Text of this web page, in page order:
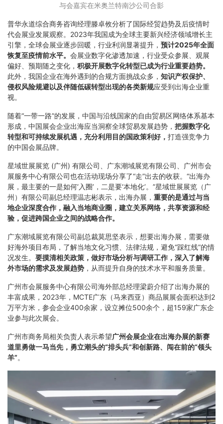
与会嘉宾在米奥兰特南沙公司合影
普华永道综合商务咨询经理滕卓攸分析了国际经贸趋势及后疫情时
代会展业发展观察。2023年我国成为全球主要新兴经济领域增长主
引擎，全球会展业逐步回暖，行业利润显著提升， 预计2025年全面
恢复至疫情前水平。 会展业数字化渗透加速，行业受众参展、观展
偏好、预期随之变化， 积极开展数字化转型已成为行业重要趋势。
此外，我国企业在海外遇到的合规方面挑战众多， 知识产权保护、
侵权风险规避以及伴随低碳转型出现的各类新规应受到出海企业重
视。
随着“一带一路”的发展，中国与沿线国家的自由贸易区网络体系基本
形成，中国展会企业出海应当洞察全球贸易发展趋势， 把握数字化
转型和可持续发展机遇，充分利用目的国政策利好， 打造强竞争力
的中国会展品牌。
星域世展展览 (广州) 有限公司、广东潮域展览有限公司、广州市会
展服务中心有限公司也在活动现场分享了“走”出去的收获。“出海办
展，最主要的一是如何‘入圈’，二是要‘本地化’。”星域世展展览（广
州）有限公司副总经理温志彬表示，出海办展， 重要的是通过与当
地企业深度合作，融入当地商业圈，建立关系网络，共享资源和经
验，促进跨国企业之间的战略合作。
广东潮域展览有限公司副总裁莫思坚表示，想要出海办展，需要做
好海外项目布局，了解当地文化习惯、法律法规，避免“踩红线”的情
况发生。 要摸清相关政策，做好市场分析与调研工作，深入了解海
外市场的需求及发展趋势 ，从而提升自身的技术水平和服务质量。
广州市会展服务中心有限公司海外部总经理梁蔚介绍了出海办展的
丰富成果，2023年，MCTE广东（马来西亚）商品展展会面积达到2
万平方米，参会企业400余家，设立摊位500余个，超159家广东企
业参与此次展会。
广州市商务局相关负责人表示希望广州会展企业在出海办展的新赛
道里勇做一马当先，勇立潮头的“排头兵”和创新路、闯在前的“领头
羊”。